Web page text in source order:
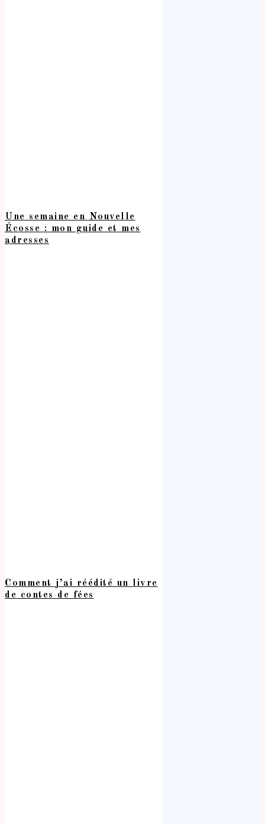
Une semaine en Nouvelle
Écosse : mon guide et mes
adresses
Comment j’ai réédité un livre
de contes de fées